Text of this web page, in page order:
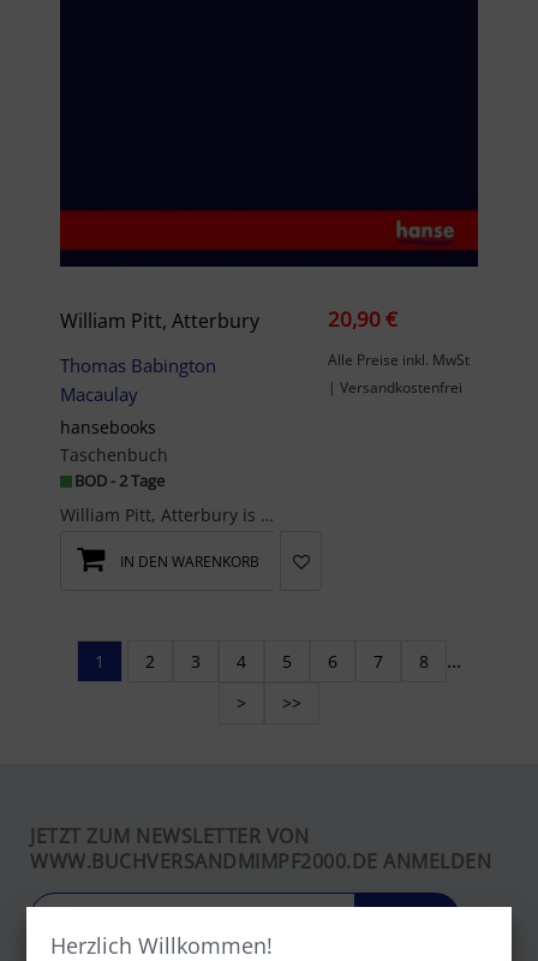
Herzlich Willkommen!
William Pitt, Atterbury
Thomas Babington
Macaulay
hansebooks
Taschenbuch
BOD - 2 Tage
William Pitt, Atterbury is an unchanged, high-quality reprint of the original edition of 1860.Han...
20,90 €
Alle Preise inkl. MwSt
| Versandkostenfrei
IN DEN WARENKORB
1 2 3 4 5 6 7 8
...
>
>>
JETZT ZUM NEWSLETTER VON
WWW.BUCHVERSANDMIMPF2000.DE ANMELDEN